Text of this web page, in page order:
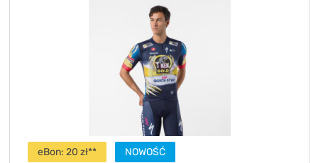
eBon: 20 zł** NOWOŚĆ